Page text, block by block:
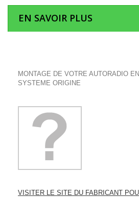
EN SAVOIR PLUS
MONTAGE DE VOTRE AUTORADIO
SYSTEME ORIGINE
VISITER LE SITE DU FABRICANT